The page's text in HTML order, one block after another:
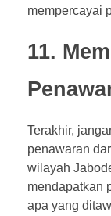
mempercayai
11.
Terakhir,
penawaran
wilayah
mendapatkan
apa yang